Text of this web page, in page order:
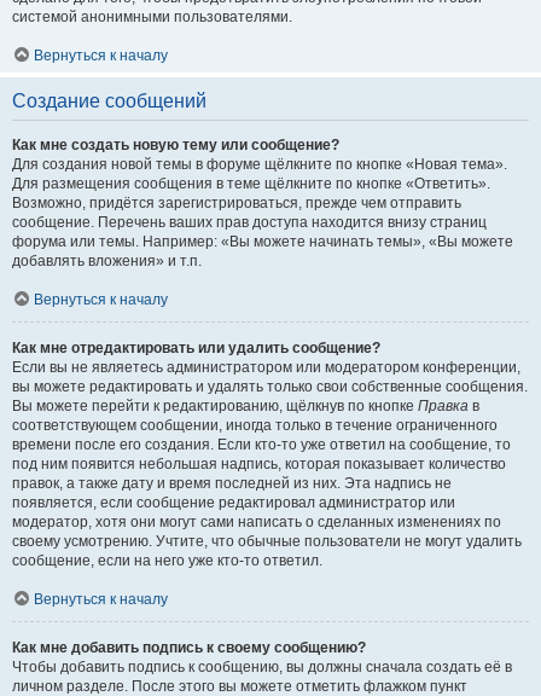
системой анонимными пользователями.
Вернуться к началу
Создание сообщений
Как мне создать новую тему или сообщение?
Для создания новой темы в форуме щёлкните по кнопке «Новая тема».
Для размещения сообщения в теме щёлкните по кнопке «Ответить».
Возможно, придётся зарегистрироваться, прежде чем отправить
сообщение. Перечень ваших прав доступа находится внизу страниц
форума или темы. Например: «Вы можете начинать темы», «Вы можете
добавлять вложения» и т.п.
Вернуться к началу
Как мне отредактировать или удалить сообщение?
Если вы не являетесь администратором или модератором конференции,
вы можете редактировать и удалять только свои собственные сообщения.
Вы можете перейти к редактированию, щёлкнув по кнопке Правка в
соответствующем сообщении, иногда только в течение ограниченного
времени после его создания. Если кто-то уже ответил на сообщение, то
под ним появится небольшая надпись, которая показывает количество
правок, а также дату и время последней из них. Эта надпись не
появляется, если сообщение редактировал администратор или
модератор, хотя они могут сами написать о сделанных изменениях по
своему усмотрению. Учтите, что обычные пользователи не могут удалить
сообщение, если на него уже кто-то ответил.
Вернуться к началу
Как мне добавить подпись к своему сообщению?
Чтобы добавить подпись к сообщению, вы должны сначала создать её в
личном разделе. После этого вы можете отметить флажком пункт